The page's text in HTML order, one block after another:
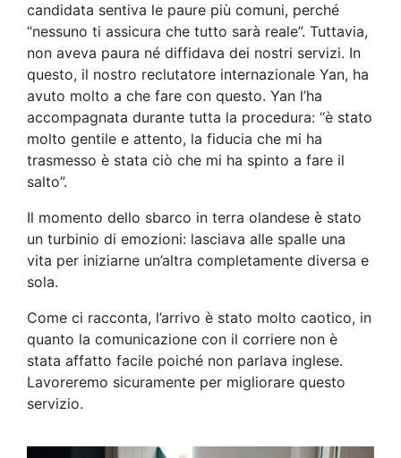
candidata sentiva le paure più comuni, perché
“nessuno ti assicura che tutto sarà reale”. Tuttavia,
non aveva paura né diffidava dei nostri servizi. In
questo, il nostro reclutatore internazionale Yan, ha
avuto molto a che fare con questo. Yan l’ha
accompagnata durante tutta la procedura: “è stato
molto gentile e attento, la fiducia che mi ha
trasmesso è stata ciò che mi ha spinto a fare il
salto”.
Il momento dello sbarco in terra olandese è stato
un turbinio di emozioni: lasciava alle spalle una
vita per iniziarne un’altra completamente diversa e
sola.
Come ci racconta, l’arrivo è stato molto caotico, in
quanto la comunicazione con il corriere non è
stata affatto facile poiché non parlava inglese.
Lavoreremo sicuramente per migliorare questo
servizio.